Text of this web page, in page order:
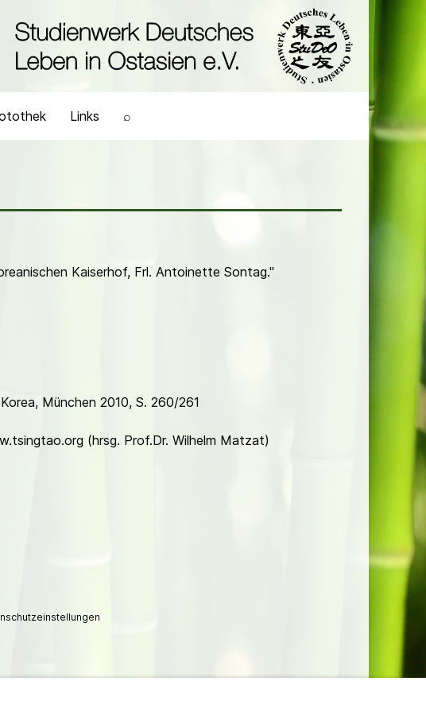
Links ⌕
Kaiserhof, Frl. Antoinette Sontag."
München 2010, S. 260/261
(hrsg. Prof.Dr. Wilhelm Matzat)